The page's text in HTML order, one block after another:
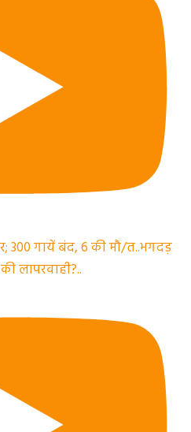
300 गायें बंद, 6 की मौ/त..भगदड़
लापरवाही?..